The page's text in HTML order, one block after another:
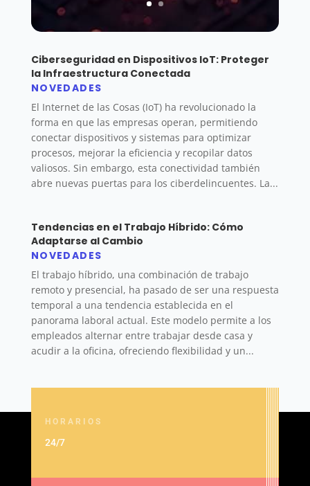
Ciberseguridad en Dispositivos IoT: Proteger
la Infraestructura Conectada
NOVEDADES
El Internet de las Cosas (IoT) ha revolucionado la
forma en que las empresas operan, permitiendo
conectar dispositivos y sistemas para optimizar
procesos, mejorar la eficiencia y recopilar datos
valiosos. Sin embargo, esta conectividad también
abre nuevas puertas para los ciberdelincuentes. La...
Tendencias en el Trabajo Híbrido: Cómo
Adaptarse al Cambio
NOVEDADES
El trabajo híbrido, una combinación de trabajo
remoto y presencial, ha pasado de ser una respuesta
temporal a una tendencia establecida en el
panorama laboral actual. Este modelo permite a los
empleados alternar entre trabajar desde casa y
acudir a la oficina, ofreciendo flexibilidad y un...
HORARIOS
24/7